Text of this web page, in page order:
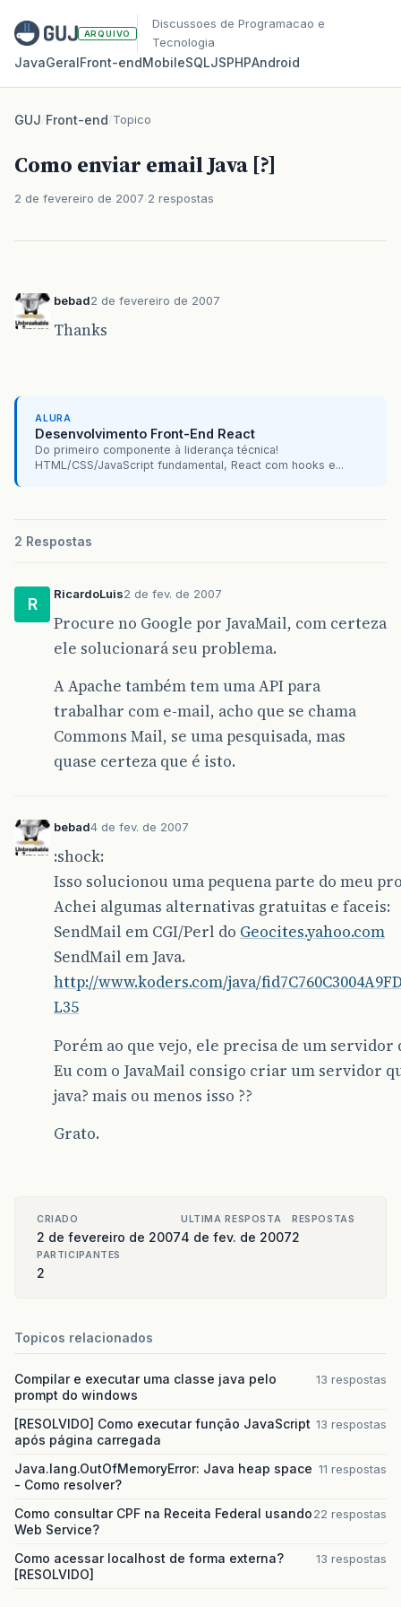
ARQUIVO
Discussoes de Programacao e
Tecnologia
JavaGeralFront‑endMobileSQLJSPHPAndroid
GUJ/Front-end/Topico
Como enviar email Java [?]
2 de fevereiro de 2007 2 respostas
bebad2 de fevereiro de 2007
Thanks
ALURA
Desenvolvimento Front-End React
Do primeiro componente à liderança técnica!
HTML/CSS/JavaScript fundamental, React com hooks e...
2 Respostas
R
RicardoLuis2 de fev. de 2007
Procure no Google por JavaMail, com certeza
ele solucionará seu problema.
A Apache também tem uma API para
trabalhar com e-mail, acho que se chama
Commons Mail, se uma pesquisada, mas
quase certeza que é isto.
bebad4 de fev. de 2007
:shock:
Isso solucionou uma pequena parte do meu
Achei algumas alternativas gratuitas e faceis:
SendMail em CGI/Perl do Geocites.yahoo.com
SendMail em Java.
http://www.koders.com/java/
L35
Porém ao que vejo, ele precisa de um servidor
Eu com o JavaMail consigo criar um servidor
java? mais ou menos isso ??
Grato.
CRIADO
2 de fevereiro de 2007
ULTIMA RESPOSTA
4 de fev. de 2007
RESPOSTAS
2
PARTICIPANTES
2
Topicos relacionados
Compilar e executar uma classe java pelo
prompt do windows
13 respostas
[RESOLVIDO] Como executar função JavaScript
após página carregada
13 respostas
Java.lang.OutOfMemoryError: Java heap space
- Como resolver?
11 respostas
Como consultar CPF na Receita Federal usando
Web Service?
22 respostas
Como acessar localhost de forma externa?
[RESOLVIDO]
13 respostas